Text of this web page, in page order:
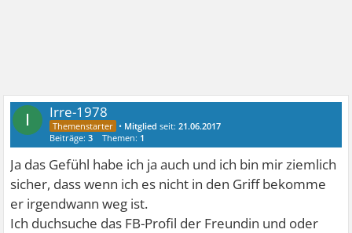
I Irre-1978
• Mitglied seit:21.06.2017
Beiträge:3 Themen: 1
Ja das Gefühl habe ich ja auch und ich bin mir ziemlich
sicher, dass wenn ich es nicht in den Griff bekomme
er irgendwann weg ist.
Ich duchsuche das FB-Profil der Freundin und oder